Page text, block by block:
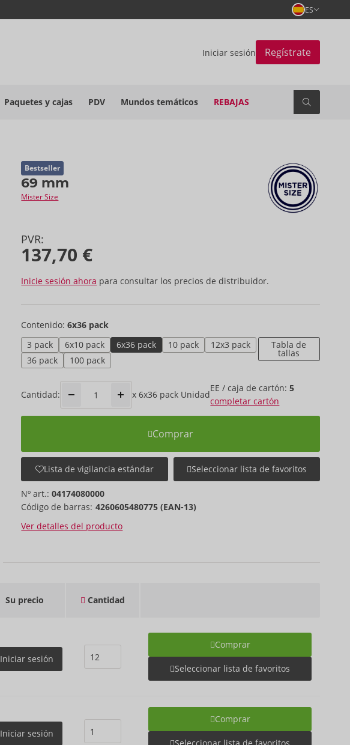
ES
Iniciar sesión Regístrate
Paquetes y cajas PDV Mundos temáticos REBAJAS
Bestseller
69 mm
Mister Size
PVR:
137,70 €
Inicie sesión ahora para consultar los precios de distribuidor.
Contenido:6x36 pack
3 pack
6x10 pack 6x36 pack 10 pack
12x3 pack
36 pack
100 pack
Tabla de
tallas
Cantidad: x6x36 pack Unidad
EE / caja de cartón:5
completar cartón
Comprar
Lista de vigilancia estándar Seleccionar lista de favoritos
Nº art.:04174080000
Código de barras: 4260605480775 (EAN-13)
Ver detalles del producto
Su precio Cantidad
Iniciar sesión
Comprar
Seleccionar lista de favoritos
Iniciar sesión
Comprar